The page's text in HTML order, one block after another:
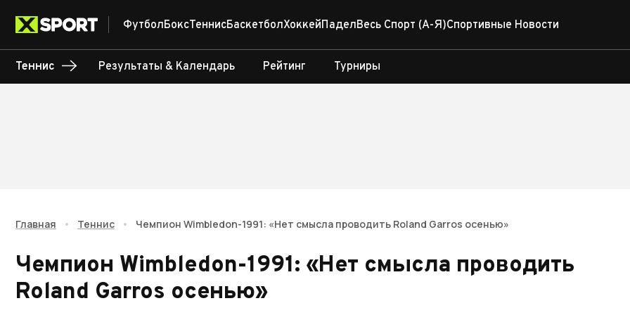
ФутболБоксТеннисБаскетболХоккейПаделВесь Спорт (А-Я)Спортивные Новости
Теннис Результаты & Календарь Рейтинг Турниры
Главная • Теннис • Чемпион Wimbledon-1991: «Нет смысла проводить Roland Garros осенью»
Чемпион Wimbledon-1991: «Нет смысла проводить
Roland Garros осенью»